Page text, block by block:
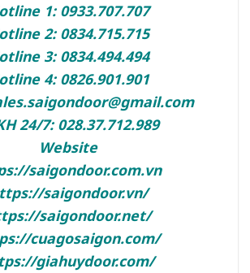
1: 0933.707.707
2: 0834.715.715
3: 0834.494.494
4: 0826.901.901
24/7: 028.37.712.989
Website
saigondoor.com.vn
saigondoor.vn/
saigondoor.net/
cuagosaigon.com/
giahuydoor.com/